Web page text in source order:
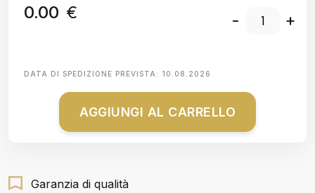
0.00 € - +
DATA DI SPEDIZIONE PREVISTA: 10.08.2026
AGGIUNGI AL CARRELLO
Garanzia di qualità